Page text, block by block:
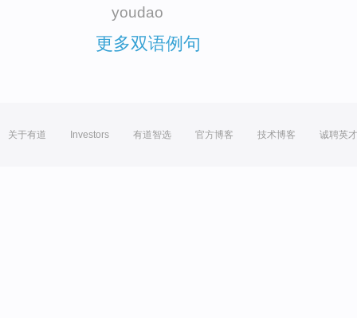
youdao
更多双语例句
关于有道 Investors 有道智选 官方博客 技术博客 诚聘英才